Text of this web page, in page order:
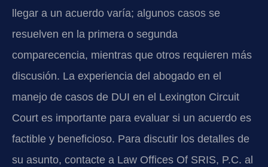
llegar a un acuerdo varía; algunos casos se
resuelven en la primera o segunda
comparecencia, mientras que otros requieren más
discusión. La experiencia del abogado en el
manejo de casos de DUI en el Lexington Circuit
Court es importante para evaluar si un acuerdo es
factible y beneficioso. Para discutir los detalles de
su asunto, contacte a Law Offices Of SRIS, P.C. al